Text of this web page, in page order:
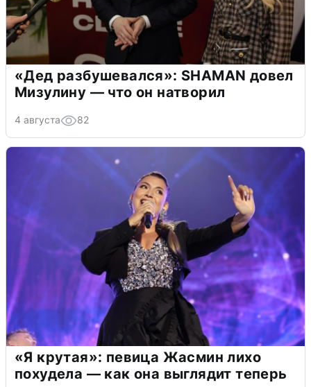
«Дед разбушевался»: SHAMAN довел
Мизулину — что он натворил
4 августа 82
«Я крутая»: певица Жасмин лихо
похудела — как она выглядит теперь